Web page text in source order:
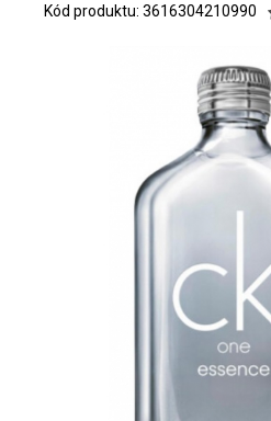
Kód produktu: 3616304210990